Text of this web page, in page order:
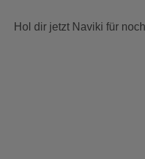
Hol dir jetzt Naviki für